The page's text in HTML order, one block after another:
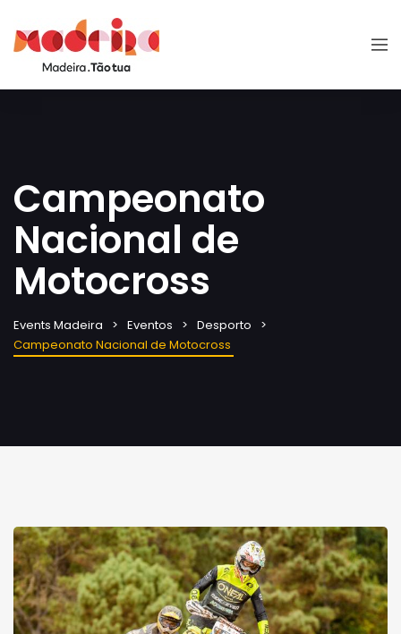
Campeonato
Nacional de
Motocross
Events Madeira Eventos
Desporto
Campeonato Nacional de Motocross